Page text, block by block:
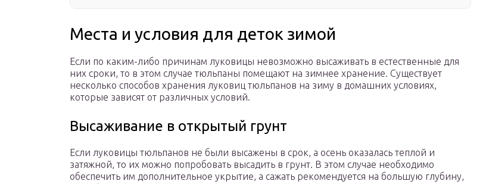
Места и условия для деток зимой
Если по каким-либо причинам луковицы невозможно высаживать в естественные для
них сроки, то в этом случае тюльпаны помещают на зимнее хранение. Существует
несколько способов хранения луковиц тюльпанов на зиму в домашних условиях,
которые зависят от различных условий.
Высаживание в открытый грунт
Если луковицы тюльпанов не были высажены в срок, а осень оказалась теплой и
затяжной, то их можно попробовать высадить в грунт. В этом случае необходимо
обеспечить им дополнительное укрытие, а сажать рекомендуется на большую глубину,